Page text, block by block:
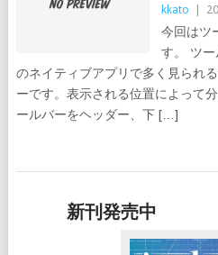
kkato
今回はツ
す。 ツ
のネイティブアプリで多く見られ
ーです。表示される位置によって
ールバーをヘッダー、下 […]
新刊発売中